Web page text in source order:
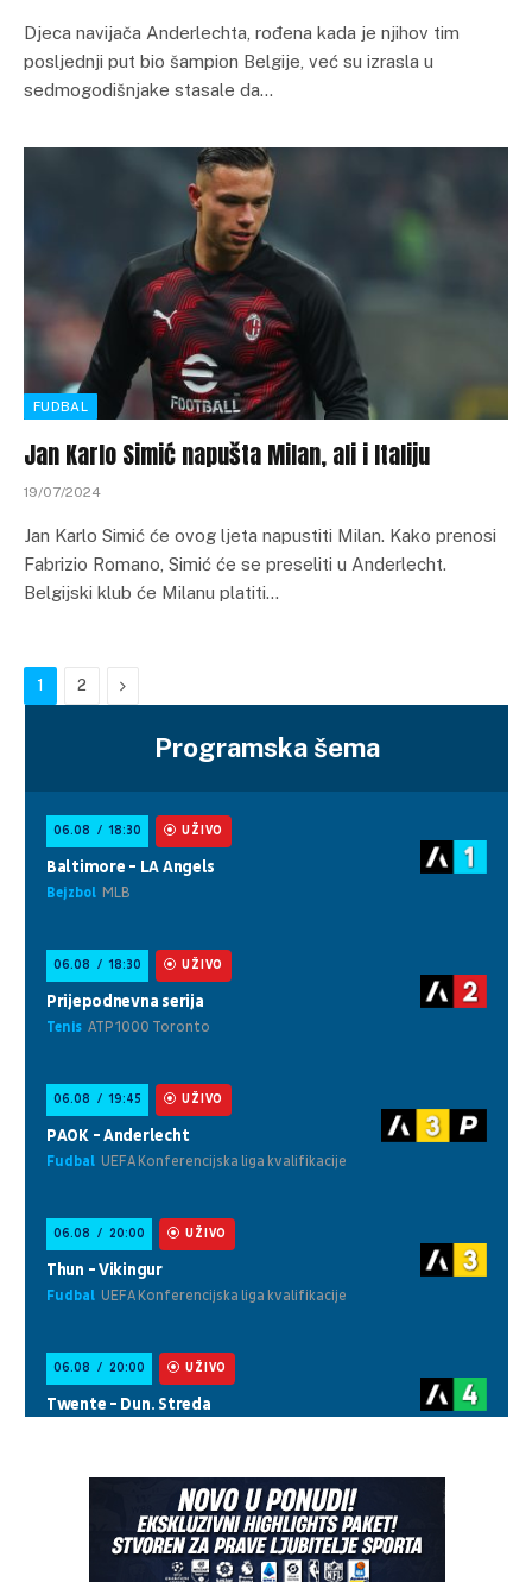
Djeca navijača Anderlechta, rođena kada je njihov tim
posljednji put bio šampion Belgije, već su izrasla u
sedmogodišnjake stasale da…
FUDBAL
Jan Karlo Simić napušta Milan, ali i Italiju
19/07/2024
Jan Karlo Simić će ovog ljeta napustiti Milan. Kako prenosi
Fabrizio Romano, Simić će se preseliti u Anderlecht.
Belgijski klub će Milanu platiti…
1 2 Next
Programska šema